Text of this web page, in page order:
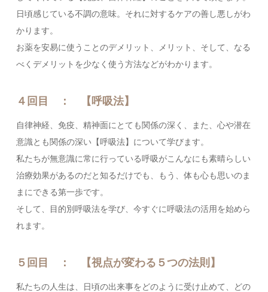
日頃感じている不調の意味。それに対するケアの善し悪しがわ
かります。
お薬を安易に使うことのデメリット、メリット、そして、なる
べくデメリットを少なく使う方法などがわかります。
４回目 ： 【呼吸法】
自律神経、免疫、精神面にとても関係の深く、また、心や潜在
意識とも関係の深い【呼吸法】について学びます。
私たちが無意識に常に行っている呼吸がこんなにも素晴らしい
治療効果があるのだと知るだけでも、もう、体も心も思いのま
まにできる第一歩です。
そして、目的別呼吸法を学び、今すぐに呼吸法の活用を始めら
れます。
５回目 ： 【視点が変わる５つの法則】
私たちの人生は、日頃の出来事をどのように受け止めて、どの